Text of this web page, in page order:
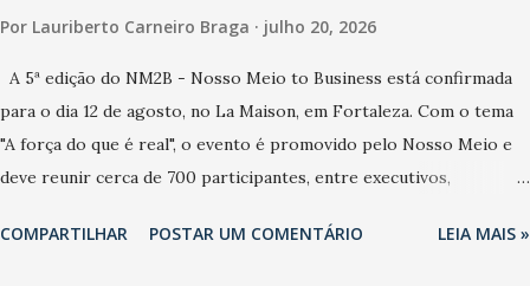
Por Lauriberto Carneiro Braga julho 20, 2026
A 5ª edição do NM2B - Nosso Meio to Business está confirmada
para o dia 12 de agosto, no La Maison, em Fortaleza. Com o tema
"A força do que é real", o evento é promovido pelo Nosso Meio e
deve reunir cerca de 700 participantes, entre executivos,
Desde 2022, o NM2B consolidou-se como um dos principais
COMPARTILHAR POSTAR UM COMENTÁRIO LEIA MAIS »